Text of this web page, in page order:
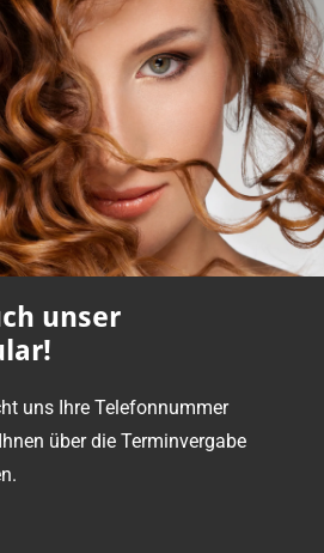
unser
uns Ihre Telefonnummer
über die Terminvergabe